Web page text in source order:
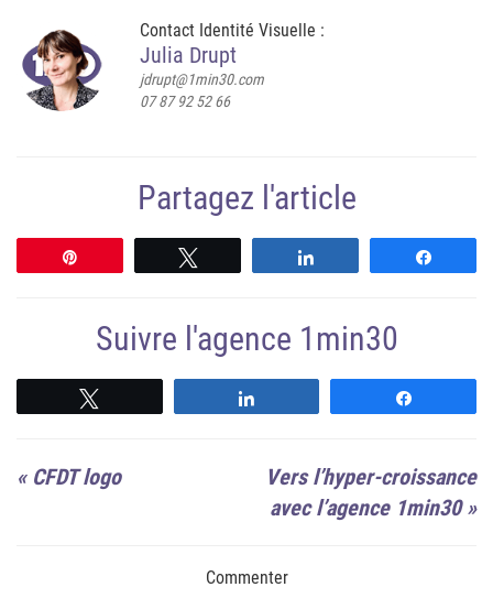
Contact Identité Visuelle :
Julia Drupt
jdrupt@1min30.com
07 87 92 52 66
Partagez l'article
Suivre l'agence 1min30
« CFDT logo
Vers l’hyper-croissance
avec l’agence 1min30»
Commenter